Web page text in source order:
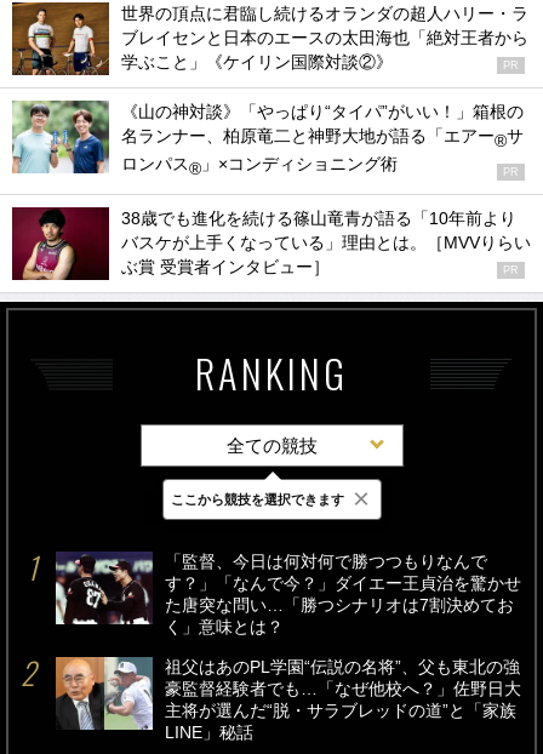
世界の頂点に君臨し続けるオランダの超人ハリー・ラ
ブレイセンと日本のエースの太田海也「絶対王者から
学ぶこと」《ケイリン国際対談②》
PR
《山の神対談》「やっぱり“タイパ”がいい！」箱根の
名ランナー、柏原竜二と神野大地が語る「エアー®サ
ロンパス® 」×コンディショニング術 PR
38歳でも進化を続ける篠山竜青が語る「10年前より
バスケが上手くなっている」理由とは。［MVVりらい
ぶ賞 受賞者インタビュー］
PR
RANKING
全ての競技
最新 24時間 週間
「監督、今日は何対何で勝つつもりなんで
す？」「なんで今？」ダイエー王貞治を驚かせ
た唐突な問い…「勝つシナリオは7割決めてお
く」意味とは？
祖父はあのPL学園“伝説の名将”、父も東北の強
豪監督経験者でも…「なぜ他校へ？」佐野日大
主将が選んだ“脱・サラブレッドの道”と「家族
LINE」秘話
ここから競技を選択できます ×